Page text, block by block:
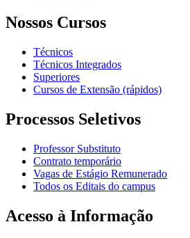
Nossos Cursos
Técnicos
Técnicos Integrados
Superiores
Cursos de Extensão (rápidos)
Processos Seletivos
Professor Substituto
Contrato temporário
Vagas de Estágio Remunerado
Todos os Editais do campus
Acesso à Informação